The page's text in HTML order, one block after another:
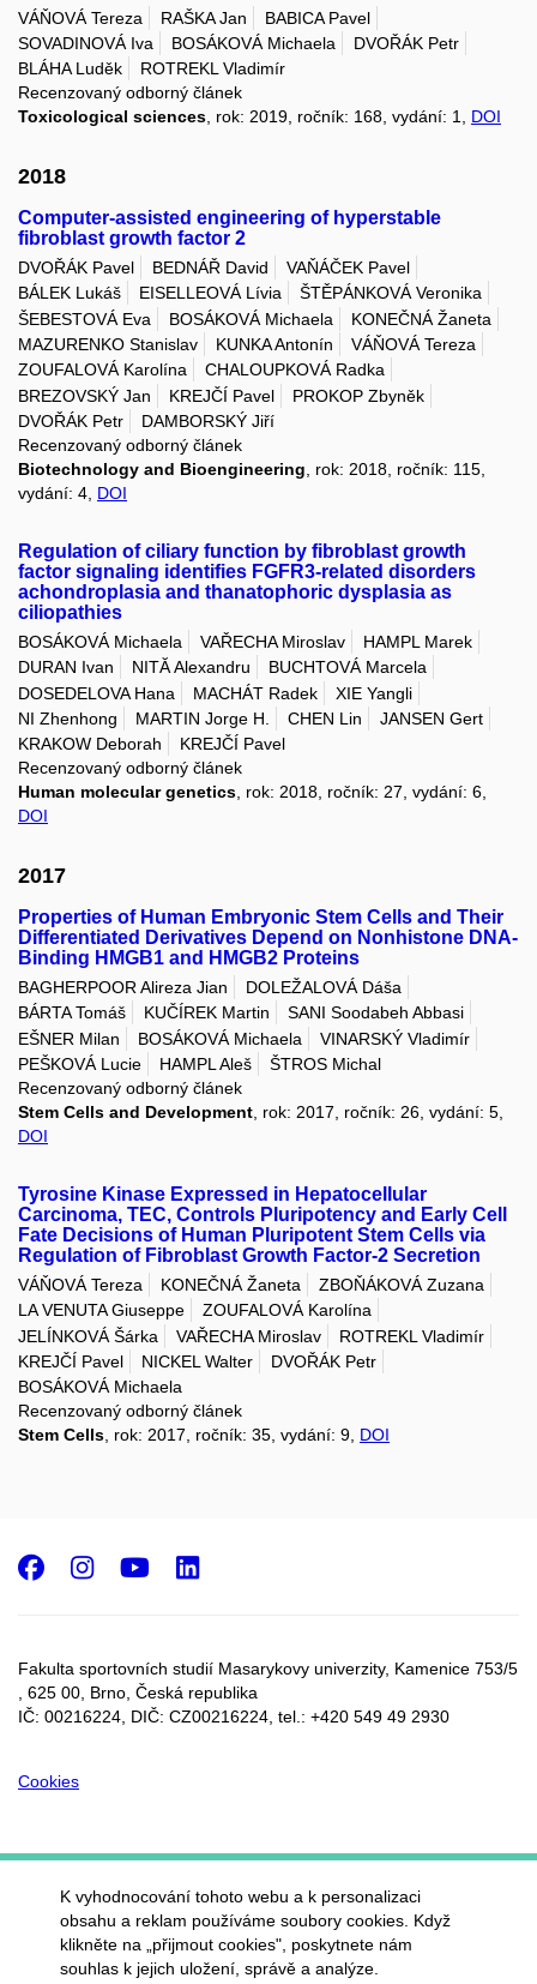
VÁŇOVÁ Tereza RAŠKA Jan
BABICA Pavel
SOVADINOVÁ Iva
BOSÁKOVÁ Michaela
DVOŘÁK Petr
BLÁHA Luděk
ROTREKL Vladimír
Recenzovaný odborný článek
Toxicological sciences, rok: 2019, ročník: 168, vydání: 1, DOI
2018
Computer-assisted engineering of hyperstable
fibroblast growth factor 2
DVOŘÁK Pavel BEDNÁŘ David
VAŇÁČEK Pavel
BÁLEK Lukáš
EISELLEOVÁ Lívia
ŠTĚPÁNKOVÁ Veronika
ŠEBESTOVÁ Eva
BOSÁKOVÁ Michaela
KONEČNÁ Žaneta
MAZURENKO Stanislav
KUNKA Antonín
VÁŇOVÁ Tereza
ZOUFALOVÁ Karolína
CHALOUPKOVÁ Radka
BREZOVSKÝ Jan
KREJČÍ Pavel
PROKOP Zbyněk
DVOŘÁK Petr
DAMBORSKÝ Jiří
Recenzovaný odborný článek
Biotechnology and Bioengineering , rok: 2018, ročník: 115,
vydání: 4, DOI
Regulation of ciliary function by fibroblast growth
factor signaling identifies FGFR3-related disorders
achondroplasia and thanatophoric dysplasia as
ciliopathies
BOSÁKOVÁ Michaela VAŘECHA Miroslav
HAMPL Marek
DURAN Ivan
NITĂ Alexandru
BUCHTOVÁ Marcela
DOSEDELOVA Hana
MACHÁT Radek
XIE Yangli
NI Zhenhong
MARTIN Jorge H. CHEN Lin
JANSEN Gert
KRAKOW Deborah
KREJČÍ Pavel
Recenzovaný odborný článek
Human molecular genetics, rok: 2018, ročník: 27, vydání: 6,
DOI
2017
Properties of Human Embryonic Stem Cells and Their
Differentiated Derivatives Depend on Nonhistone DNA-
Binding HMGB1 and HMGB2 Proteins
BAGHERPOOR Alireza Jian
DOLEŽALOVÁ Dáša
BÁRTA Tomáš
KUČÍREK Martin
SANI Soodabeh Abbasi
EŠNER Milan
BOSÁKOVÁ Michaela
VINARSKÝ Vladimír
PEŠKOVÁ Lucie
HAMPL Aleš
ŠTROS Michal
Recenzovaný odborný článek
Stem Cells and Development , rok: 2017, ročník: 26, vydání: 5,
DOI
Tyrosine Kinase Expressed in Hepatocellular
Carcinoma, TEC, Controls Pluripotency and Early Cell
Fate Decisions of Human Pluripotent Stem Cells via
Regulation of Fibroblast Growth Factor-2 Secretion
VÁŇOVÁ Tereza KONEČNÁ Žaneta
ZBOŇÁKOVÁ Zuzana
LA VENUTA Giuseppe
ZOUFALOVÁ Karolína
JELÍNKOVÁ Šárka
VAŘECHA Miroslav
ROTREKL Vladimír
KREJČÍ Pavel
NICKEL Walter
DVOŘÁK Petr
BOSÁKOVÁ Michaela
Recenzovaný odborný článek
Stem Cells, rok: 2017, ročník: 35, vydání: 9, DOI
Fakulta sportovních studií Masarykovy univerzity, Kamenice 753/5​
, 625 00, Brno, Česká republika
IČ: 00216224, DIČ: CZ00216224, tel.: +420 549 49 2930
Cookies
Facebook
Instagram
Youtube
K vyhodnocování tohoto webu a k personalizaci
obsahu a reklam používáme soubory cookies. Když
klikněte na „přijmout cookies", poskytnete nám
souhlas k jejich uložení, správě a analýze.